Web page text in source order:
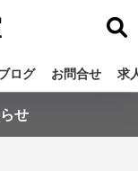
ログ お問合せ 求
せ